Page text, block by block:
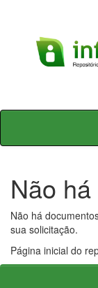
Skip
Não
Não há
sua solicitação.
Página inicial do